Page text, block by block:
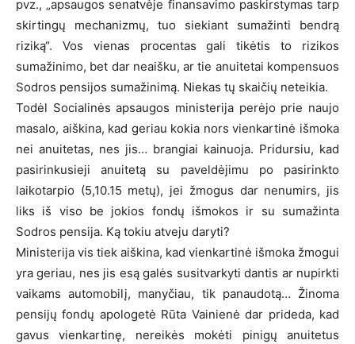
pvz., „apsaugos senatvėje finansavimo paskirstymas tarp
skirtingų mechanizmų, tuo siekiant sumažinti bendrą
riziką“. Vos vienas procentas gali tikėtis to rizikos
sumažinimo, bet dar neaišku, ar tie anuitetai kompensuos
Sodros pensijos sumažinimą. Niekas tų skaičių neteikia.
Todėl Socialinės apsaugos ministerija perėjo prie naujo
masalo, aiškina, kad geriau kokia nors vienkartinė išmoka
nei anuitetas, nes jis… brangiai kainuoja. Pridursiu, kad
pasirinkusieji anuitetą su paveldėjimu po pasirinkto
laikotarpio (5,10.15 metų), jei žmogus dar nenumirs, jis
liks iš viso be jokios fondų išmokos ir su sumažinta
Sodros pensija. Ką tokiu atveju daryti?
Ministerija vis tiek aiškina, kad vienkartinė išmoka žmogui
yra geriau, nes jis esą galės susitvarkyti dantis ar nupirkti
vaikams automobilį, manyčiau, tik panaudotą… Žinoma
pensijų fondų apologetė Rūta Vainienė dar prideda, kad
gavus vienkartinę, nereikės mokėti pinigų anuitetus